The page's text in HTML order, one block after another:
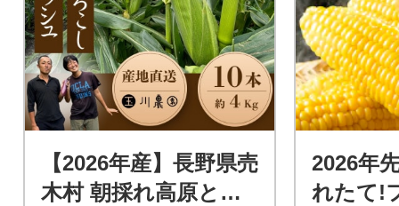
【2026年産】長野県売
木村 朝採れ高原とう
2026年
れたて!